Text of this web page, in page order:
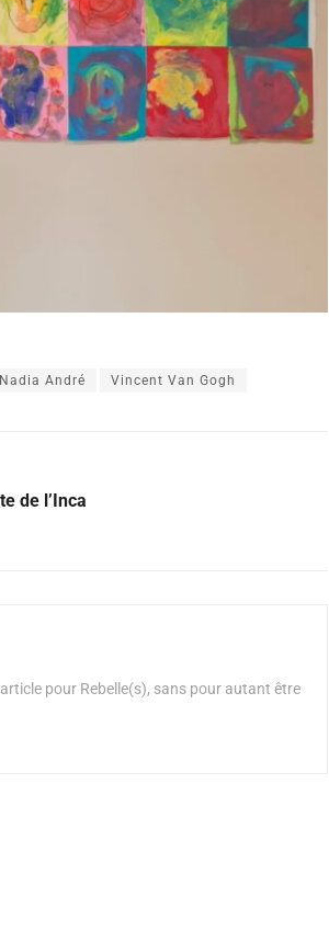
Nadia André Vincent Van Gogh
de l’Inca
pour Rebelle(s), sans pour autant être